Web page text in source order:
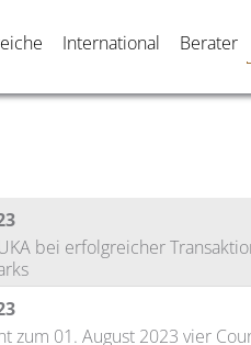
International Berater
verstärken Partnerschaft mit
weiteren Windpark für die
bei erfolgreicher
zum 01. August 2023 vier